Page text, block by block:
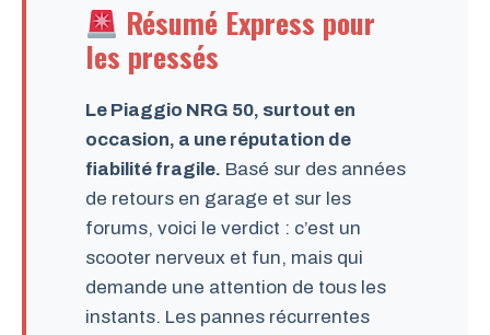
Résumé Express pour
les pressés
Le Piaggio NRG 50, surtout en
occasion, a une réputation de
fiabilité fragile. Basé sur des années
de retours en garage et sur les
forums, voici le verdict : c’est un
scooter nerveux et fun, mais qui
demande une attention de tous les
instants. Les pannes récurrentes